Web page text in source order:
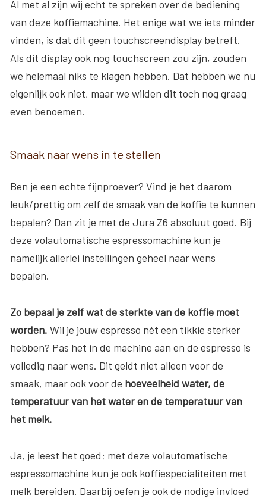
Al met al zijn wij echt te spreken over de bediening
van deze koffiemachine. Het enige wat we iets minder
vinden, is dat dit geen touchscreendisplay betreft.
Als dit display ook nog touchscreen zou zijn, zouden
we helemaal niks te klagen hebben. Dat hebben we nu
eigenlijk ook niet, maar we wilden dit toch nog graag
even benoemen.
Smaak naar wens in te stellen
Ben je een echte fijnproever? Vind je het daarom
leuk/prettig om zelf de smaak van de koffie te kunnen
bepalen? Dan zit je met de Jura Z6 absoluut goed. Bij
deze volautomatische espressomachine kun je
namelijk allerlei instellingen geheel naar wens
bepalen.
Zo bepaal je zelf wat de sterkte van de koffie moet
worden. Wil je jouw espresso nét een tikkie sterker
hebben? Pas het in de machine aan en de espresso is
volledig naar wens. Dit geldt niet alleen voor de
smaak, maar ook voor de hoeveelheid water, de
temperatuur van het water en de temperatuur van
het melk.
Ja, je leest het goed; met deze volautomatische
espressomachine kun je ook koffiespecialiteiten met
melk bereiden. Daarbij oefen je ook de nodige invloed